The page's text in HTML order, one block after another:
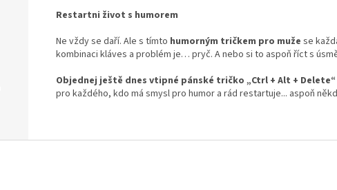
Restartni život s humorem
Ne vždy se daří. Ale s tímto humorným tričkem pro muže se
kombinaci kláves a problém je… pryč. A nebo si to aspoň říct s
Objednej ještě dnes vtipné pánské tričko „Ctrl + Alt + Delete“
pro každého, kdo má smysl pro humor a rád restartuje... aspoň